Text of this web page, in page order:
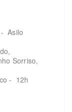
Asilo
Sorriso,
- 12h